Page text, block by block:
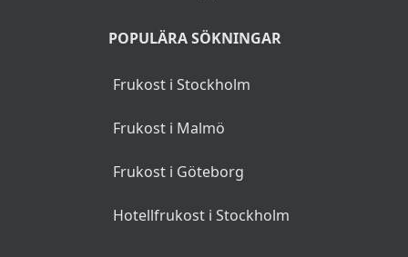
POPULÄRA SÖKNINGAR
Frukost i Stockholm
Frukost i Malmö
Frukost i Göteborg
Hotellfrukost i Stockholm